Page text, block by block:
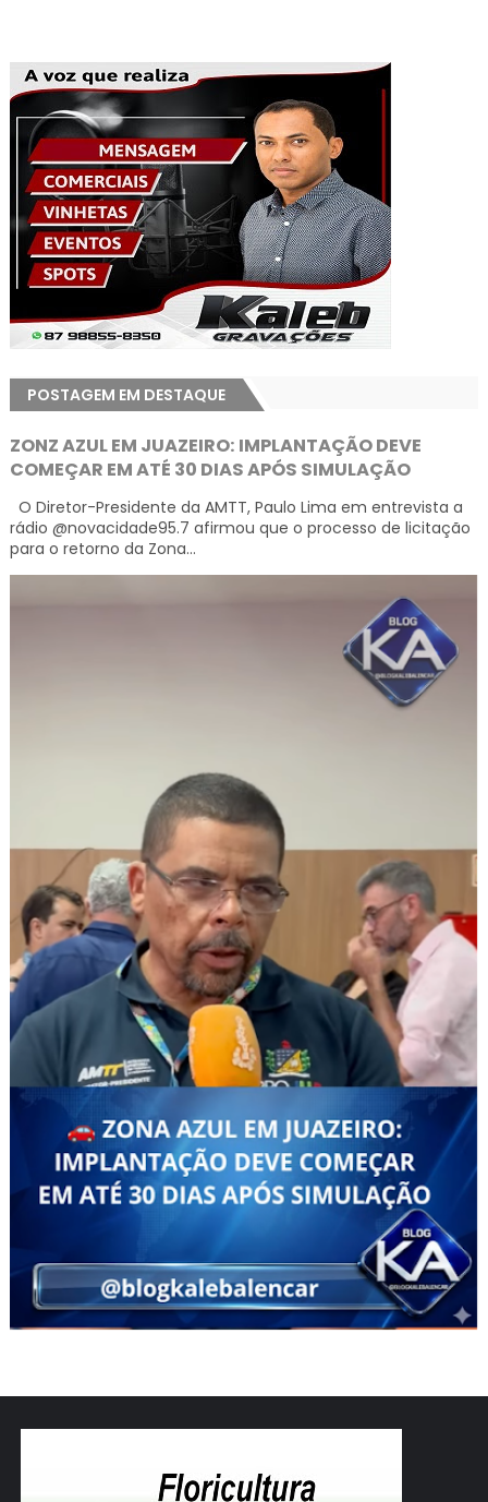
POSTAGEM EM DESTAQUE
ZONZ AZUL EM JUAZEIRO: IMPLANTAÇÃO DEVE
COMEÇAR EM ATÉ 30 DIAS APÓS SIMULAÇÃO
O Diretor-Presidente da AMTT, Paulo Lima em entrevista a
rádio @novacidade95.7 afirmou que o processo de licitação
para o retorno da Zona...